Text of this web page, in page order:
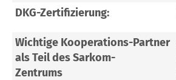
DKG-Zertifizierung:
Wichtige Kooperations-Partner
als Teil des Sarkom-
Zentrums